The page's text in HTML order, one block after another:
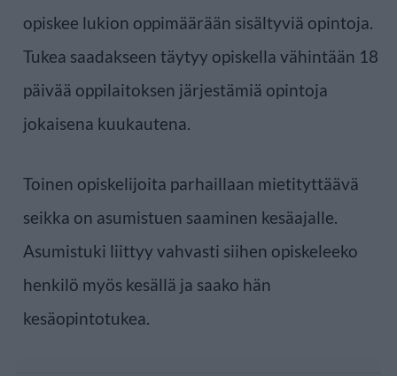
opiskee lukion oppimäärään sisältyviä opintoja.
Tukea saadakseen täytyy opiskella vähintään 18
päivää oppilaitoksen järjestämiä opintoja
jokaisena kuukautena.
Toinen opiskelijoita parhaillaan mietityttäävä
seikka on asumistuen saaminen kesäajalle.
Asumistuki liittyy vahvasti siihen opiskeleeko
henkilö myös kesällä ja saako hän
kesäopintotukea.